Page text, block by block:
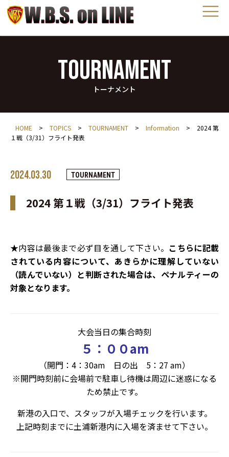
TOURNAMENT
トーナメント
HOME > TOPICS > TOURNAMENT > Information >
2024 第
１戦（3/31）フライト発表
2024.03.30 TOURNAMENT
2024 第１戦（3/31）フライト発表
★内容は最後まで必ず目を通して下さい。 こちらに記載
されている内容について、あきらかに理解していない
（読んでいない）と判断された場合は、ペナルティーの
対象となります。
大会当日の集合時刻
５：００am
（開門：4：30am 日の出 5：27 am）
※開門時刻前に会場前で駐車し待機は周辺に迷惑になる
ため禁止です。
新港の入口で、スタッフが入場チェックを行います。
上記時刻までに土浦新港内に入場を済ませて下さい。